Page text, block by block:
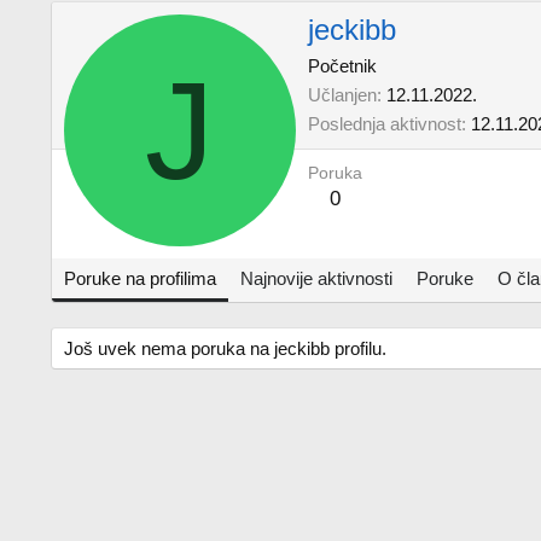
J
jeckibb
Početnik
Učlanjen 12.11.2022.
Poslednja aktivnost
Poruka
0
Poruke na profilima Najnovije aktivnosti Poruke O
Još uvek nema poruka na jeckibb profilu.